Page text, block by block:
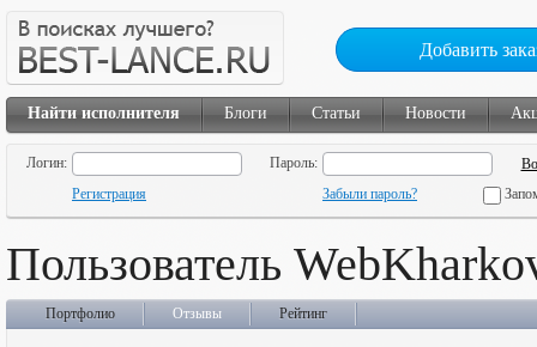
Добавить
Найти исполнителя Блоги Статьи Новости
Логин:
Пароль:
Регистрация
Забыли пароль?
Пользователь
Портфолио Отзывы Рейтинг